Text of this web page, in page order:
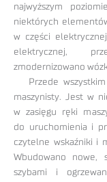
najwyższym
niektórych
w części
elektrycznej,
zmodernizowano
Przede wszystkim
maszynisty. Jest w
w zasięgu ręki
do uruchomienia i
czytelne wskaźniki i
Wbudowano nowe,
szybami i